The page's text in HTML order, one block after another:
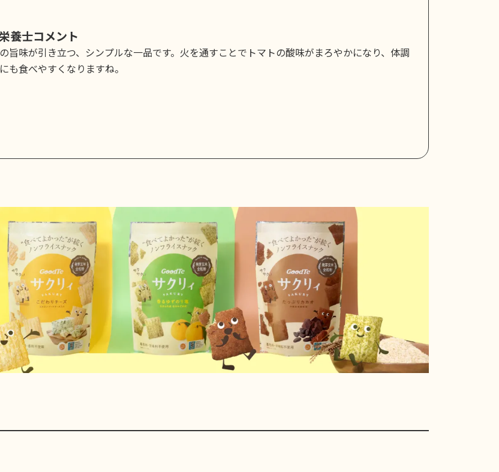
養士コメント
旨味が引き立つ、シンプルな一品です。火を通すことでトマトの酸味がまろやかになり、体調
も食べやすくなりますね。